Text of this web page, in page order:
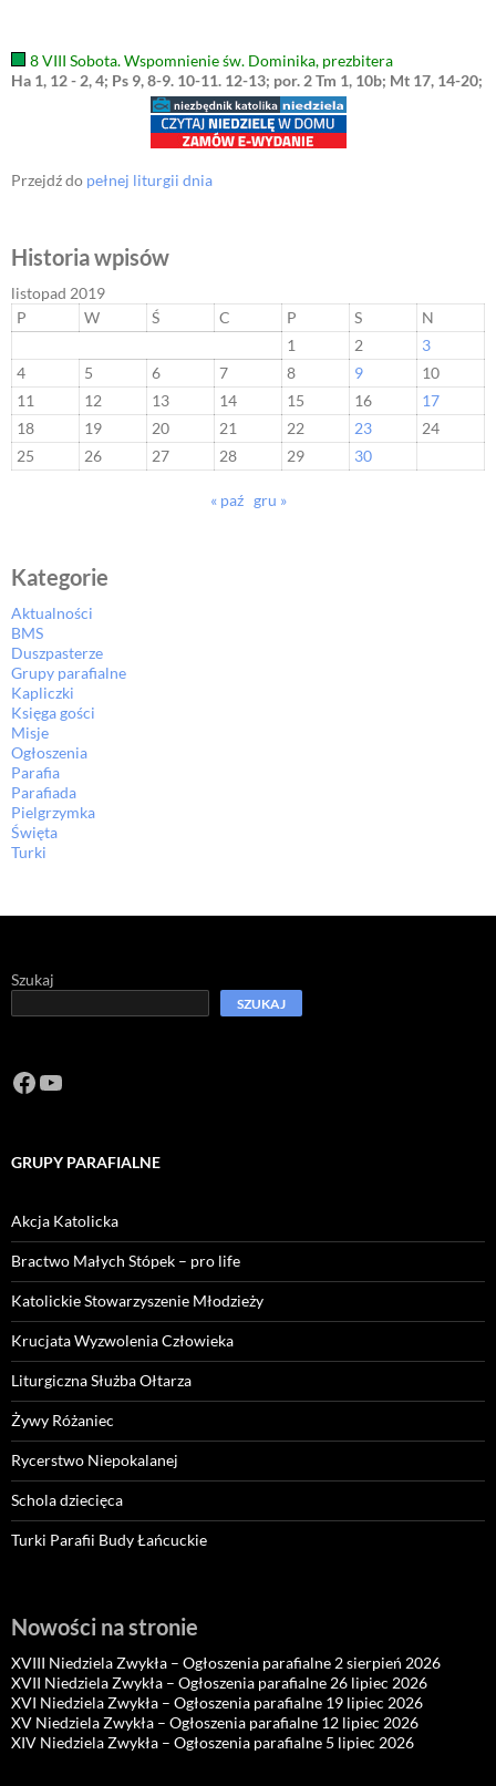
8 VIII Sobota. Wspomnienie św. Dominika, prezbitera
Ha 1, 12 - 2, 4; Ps 9, 8-9. 10-11. 12-13; por. 2 Tm 1, 10b; Mt 17, 14-20;
Przejdź do pełnej liturgii dnia
Historia wpisów
listopad 2019
P
W Ś C P S
N
1
2
3
4
5 6 7 8 9
10
11
12 13 14 15 16
17
18
19 20 21 22 23
24
25
26 27 28 29 30
« paź gru »
Kategorie
Aktualności
BMS
Duszpasterze
Grupy parafialne
Kapliczki
Księga gości
Misje
Ogłoszenia
Parafia
Parafiada
Pielgrzymka
Święta
Turki
Szukaj
SZUKAJ
Facebook
https://www.youtube.com/channel/
GRUPY PARAFIALNE
Akcja Katolicka
Bractwo Małych Stópek – pro life
Katolickie Stowarzyszenie Młodzieży
Krucjata Wyzwolenia Człowieka
Liturgiczna Służba Ołtarza
Żywy Różaniec
Rycerstwo Niepokalanej
Schola dziecięca
Turki Parafii Budy Łańcuckie
Nowości na stronie
XVIII Niedziela Zwykła – Ogłoszenia parafialne 2 sierpień 2026
XVII Niedziela Zwykła – Ogłoszenia parafialne 26 lipiec 2026
XVI Niedziela Zwykła – Ogłoszenia parafialne 19 lipiec 2026
XV Niedziela Zwykła – Ogłoszenia parafialne 12 lipiec 2026
XIV Niedziela Zwykła – Ogłoszenia parafialne 5 lipiec 2026